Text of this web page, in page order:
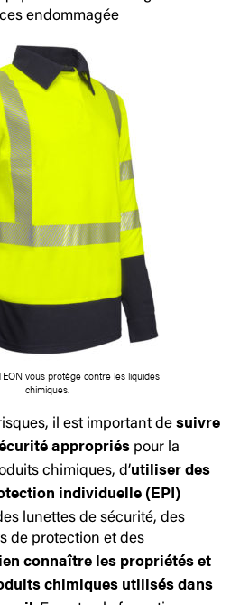
endommagée
vous protège contre les liquides
chimiques.
il est important desuivre
appropriés pour la
chimiques, d’utiliser des
individuelle (EPI)
lunettes de sécurité, des
de protection et des
connaître les propriétés et
chimiques utilisés dans